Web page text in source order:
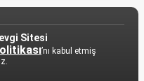
Sitesi
’nı kabul etmiş